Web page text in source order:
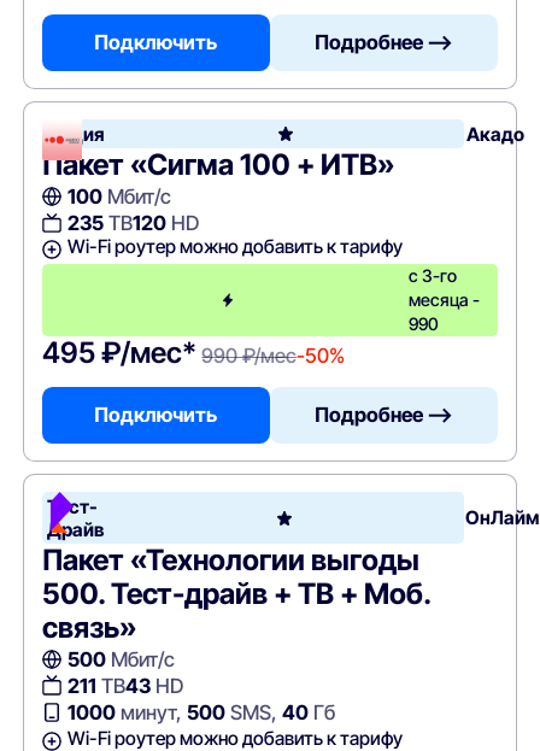
Подключить Подробнее —>
Акция Акадо
Пакет «Сигма 100 + ИТВ»
100Мбит/с
235ТВ120HD
Wi-Fi роутер можно добавить к тарифу
с 3-го
месяца -
990
495 ₽/мес* 990 ₽/мес-50%
Подключить Подробнее —>
Тест-
Драйв
ОнЛайм
Пакет «Технологии выгоды
500. Тест-драйв + ТВ + Моб.
связь»
500Мбит/с
211 ТВ43HD
1000минут, 500SMS, 40Гб
Wi-Fi роутер можно добавить к тарифу